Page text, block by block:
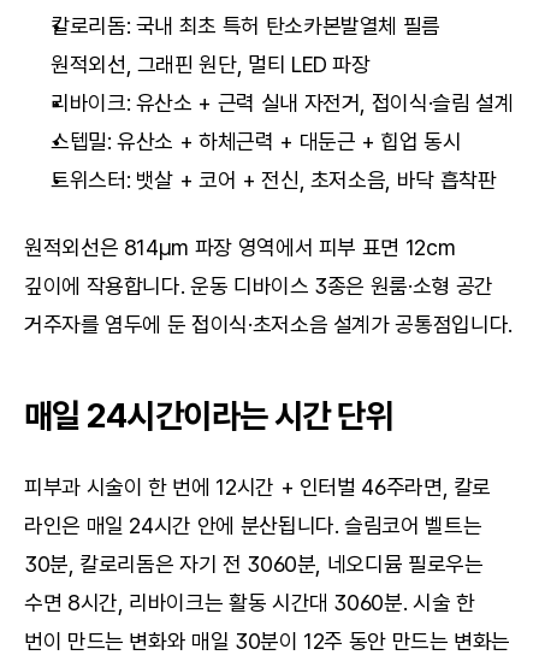
칼로리돔: 국내 최초 특허 탄소카본발열체 필름
원적외선, 그래핀 원단, 멀티 LED 파장
리바이크: 유산소 + 근력 실내 자전거, 접이식·슬림 설계
스텝밀: 유산소 + 하체근력 + 대둔근 + 힙업 동시
트위스터: 뱃살 + 코어 + 전신, 초저소음, 바닥 흡착판
원적외선은 814μm 파장 영역에서 피부 표면 12cm
깊이에 작용합니다. 운동 디바이스 3종은 원룸·소형 공간
거주자를 염두에 둔 접이식·초저소음 설계가 공통점입니다.
매일 24시간이라는 시간 단위
피부과 시술이 한 번에 12시간 + 인터벌 46주라면, 칼로
라인은 매일 24시간 안에 분산됩니다. 슬림코어 벨트는
30분, 칼로리돔은 자기 전 3060분, 네오디뮴 필로우는
수면 8시간, 리바이크는 활동 시간대 3060분. 시술 한
번이 만드는 변화와 매일 30분이 12주 동안 만드는 변화는